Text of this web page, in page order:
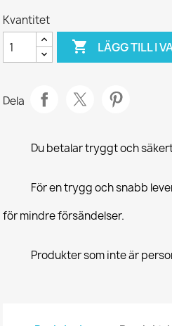
Kvantitet
 LÄGG TILL I
Dela
Du betalar tryggt och
För en trygg och snabb
för mindre försändelser.
Produkter som inte är